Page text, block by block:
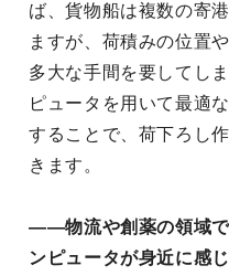
ば、貨物船は複数の寄
ますが、荷積みの位置
多大な手間を要してし
ピュータを用いて最適
することで、荷下ろし
きます。
――物流や創薬の領域で
ンピュータが身近に感